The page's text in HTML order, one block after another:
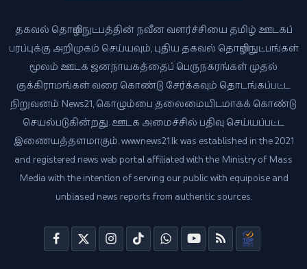
தகவல் தொழில்நுட்பத்தின் நவீன வளர்ச்சியை தமிழ் ஊடகப்
பரப்புக்கு அறிமுகம் செய்யவும், புதிய தகவல் தொழில்நுட்பங்கள்
மூலம் ஊடக ஜனநாயகத்தைப் பெருநகரங்கள் முதல்
குக்கிராமங்கள் வரை கொண்டு சேர்க்கவும் தொடங்கப்பட்ட
நிறுவனம் News21, கொழும்பை தலைமையிடமாகக் கொண்டு
செயல்படுகின்றது. ஊடக அமைச்சில் பதிவு செய்யப்பட்ட
இணையத்தளமாகும். www.news21.lk was established in the 2021
and registered news web portal affiliated with the Ministry of Mass
Media with the intention of serving our public with equipoise and
unbiased news reports from authentic sources.